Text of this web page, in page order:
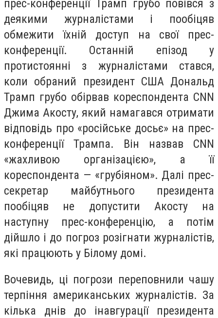
прес-конференції Трамп грубо повівся з
деякими журналістами і пообіцяв
обмежити їхній доступ на свої прес-
конференції. Останній епізод у
протистоянні з журналістами стався,
коли обраний президент США Дональд
Трамп грубо обірвав кореспондента CNN
Джима Акосту, який намагався отримати
відповідь про «російське досьє» на прес-
конференції Трампа. Він назвав CNN
«жахливою організацією», а її
кореспондента — «грубіяном». Далі прес-
секретар майбутнього президента
пообіцяв не допустити Акосту на
наступну прес-конференцію, а потім
дійшло і до погроз розігнати журналістів,
які працюють у Білому домі.
Вочевидь, ці погрози переповнили чашу
терпіння американських журналістів. За
кілька днів до інавгурації президента